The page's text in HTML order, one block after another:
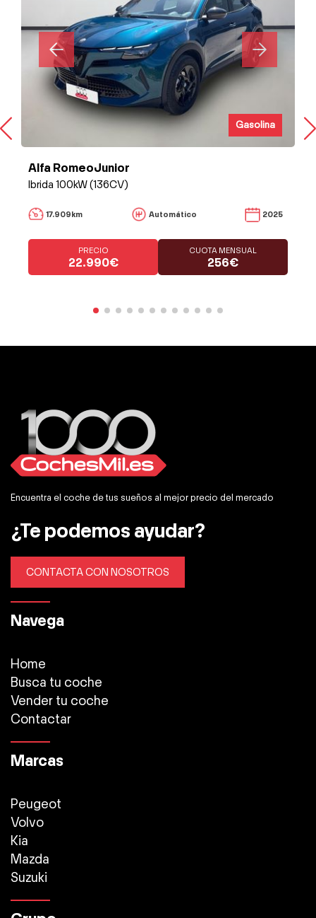
Gasolina
Alfa RomeoJunior
Ibrida 100kW (136CV)
17.909km Automático 2025
PRECIO
22.990€
CUOTA MENSUAL
256€
Encuentra el coche de tus sueños al mejor precio del mercado
¿Te podemos ayudar?
CONTACTA CON NOSOTROS
Navega
Home
Busca tu coche
Vender tu coche
Contactar
Marcas
Peugeot
Volvo
Kia
Mazda
Suzuki